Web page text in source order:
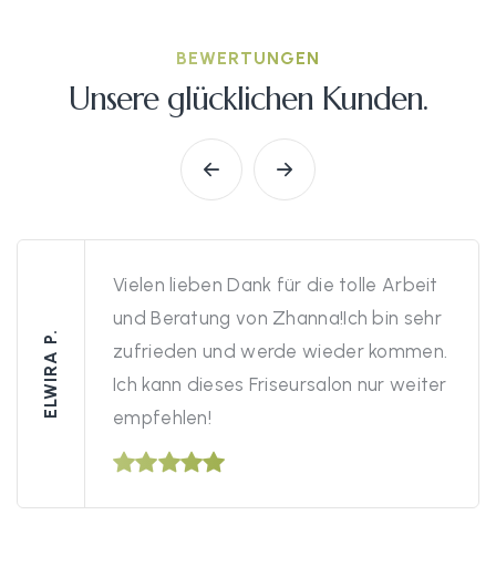
BEWERTUNGEN
Unsere glücklichen Kunden.
ELWIRA P.
Vielen lieben Dank für die tolle Arbeit
und Beratung von Zhanna!Ich bin sehr
zufrieden und werde wieder kommen.
Ich kann dieses Friseursalon nur weiter
empfehlen!